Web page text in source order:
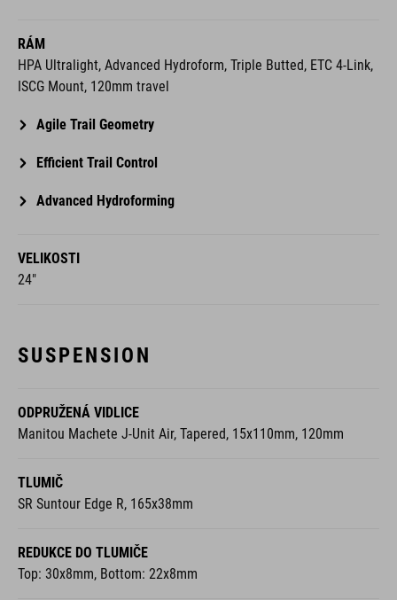
RÁM
HPA Ultralight, Advanced Hydroform, Triple Butted, ETC 4-Link,
ISCG Mount, 120mm travel
Agile Trail Geometry
Efficient Trail Control
Advanced Hydroforming
VELIKOSTI
24"
SUSPENSION
ODPRUŽENÁ VIDLICE
Manitou Machete J-Unit Air, Tapered, 15x110mm, 120mm
TLUMIČ
SR Suntour Edge R, 165x38mm
REDUKCE DO TLUMIČE
Top: 30x8mm, Bottom: 22x8mm